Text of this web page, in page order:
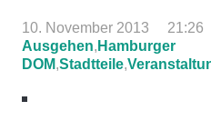
10. November 2013 21:26
Ausgehen, Hamburger
DOM,Stadtteile,